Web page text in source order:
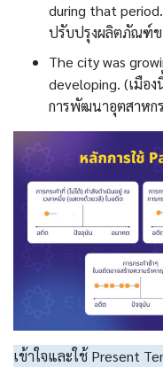
during that
ปรับปรุงผลิตภัณฑ์ข
The city was
developing. (เมือง
การพัฒนาอุตสาหก
เข้าใจและใช้ Present